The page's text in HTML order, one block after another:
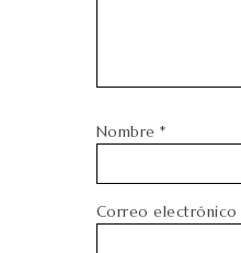
Nombre *
Correo electrónico